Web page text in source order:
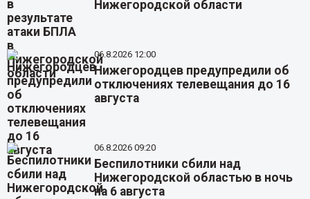
Нижегородской области
06.8.2026 12:00
Нижегородцев предупредили об
отключениях телевещания до 16
августа
06.8.2026 09:20
Беспилотники сбили над
Нижегородской областью в ночь
на 6 августа